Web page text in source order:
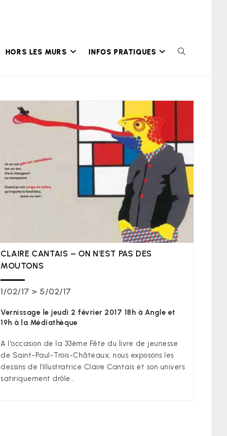
HORS LES MURS INFOS PRATIQUES TOGGLE
SEARCH
CLAIRE CANTAIS – ON N’EST PAS DES
MOUTONS
1/02/17 > 5/02/17
Vernissage le jeudi 2 février 2017 18h à Angle et
19h à la Médiathèque
A l'occasion de la 33ème Fête du livre de jeunesse
de Saint-Paul-Trois-Châteaux, nous exposons les
dessins de l'illustratrice Claire Cantais et son univers
satiriquement drôle…